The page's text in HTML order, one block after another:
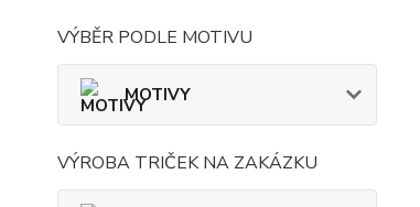
VÝBĚR PODLE MOTIVU
MOTIVY
VÝROBA TRIČEK NA ZAKÁZKU